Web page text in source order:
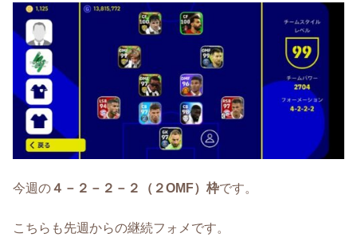
今週の４－２－２－２（２OMF）枠です。
こちらも先週からの継続フォメです。